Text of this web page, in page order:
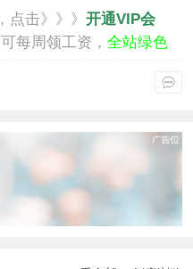
，点击》》》 开通VIP会
每周领工资， 全站绿色